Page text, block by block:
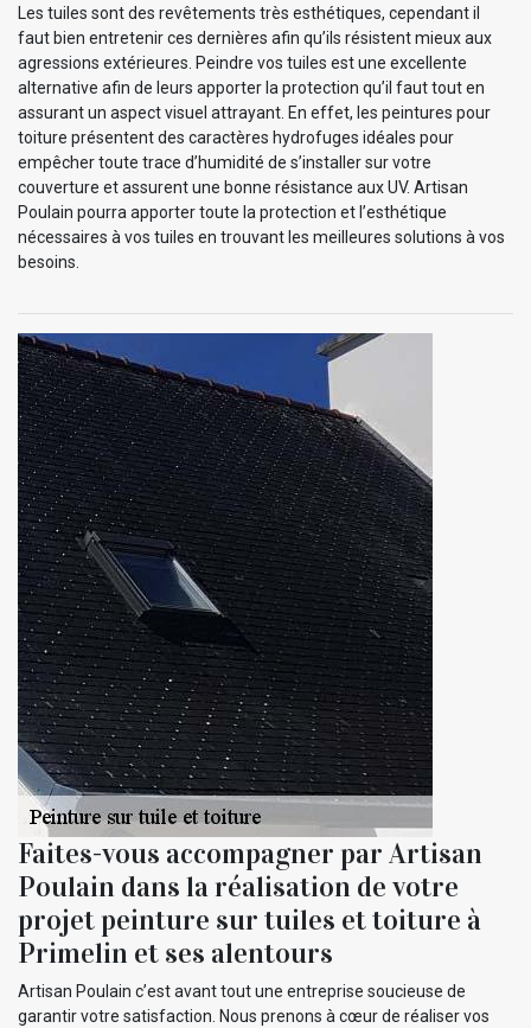
Les tuiles sont des revêtements très esthétiques, cependant il
faut bien entretenir ces dernières afin qu’ils résistent mieux aux
agressions extérieures. Peindre vos tuiles est une excellente
alternative afin de leurs apporter la protection qu’il faut tout en
assurant un aspect visuel attrayant. En effet, les peintures pour
toiture présentent des caractères hydrofuges idéales pour
empêcher toute trace d’humidité de s’installer sur votre
couverture et assurent une bonne résistance aux UV. Artisan
Poulain pourra apporter toute la protection et l’esthétique
nécessaires à vos tuiles en trouvant les meilleures solutions à vos
besoins.
Faites-vous accompagner par Artisan
Poulain dans la réalisation de votre
projet peinture sur tuiles et toiture à
Primelin et ses alentours
Artisan Poulain c’est avant tout une entreprise soucieuse de
garantir votre satisfaction. Nous prenons à cœur de réaliser vos